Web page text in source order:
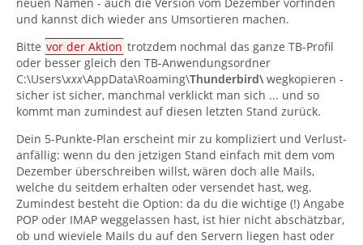
und kannst dich wieder ans Umsortieren machen.
Bitte vor der Aktion trotzdem nochmal das ganze TB-Profil
oder besser gleich den TB-Anwendungsordner
C:\Users\xxx\AppData\Roaming\Thunderbird\ wegkopieren -
sicher ist sicher, manchmal verklickt man sich ... und so
kommt man zumindest auf diesen letzten Stand zurück.
Dein 5-Punkte-Plan erscheint mir zu kompliziert und Verlust-
anfällig: wenn du den jetzigen Stand einfach mit dem vom
Dezember überschreiben willst, wären doch alle Mails,
welche du seitdem erhalten oder versendet hast, weg.
Zumindest besteht die Option: da du die wichtige (!) Angabe
POP oder IMAP weggelassen hast, ist hier nicht abschätzbar,
ob und wieviele Mails du auf den Servern liegen hast oder